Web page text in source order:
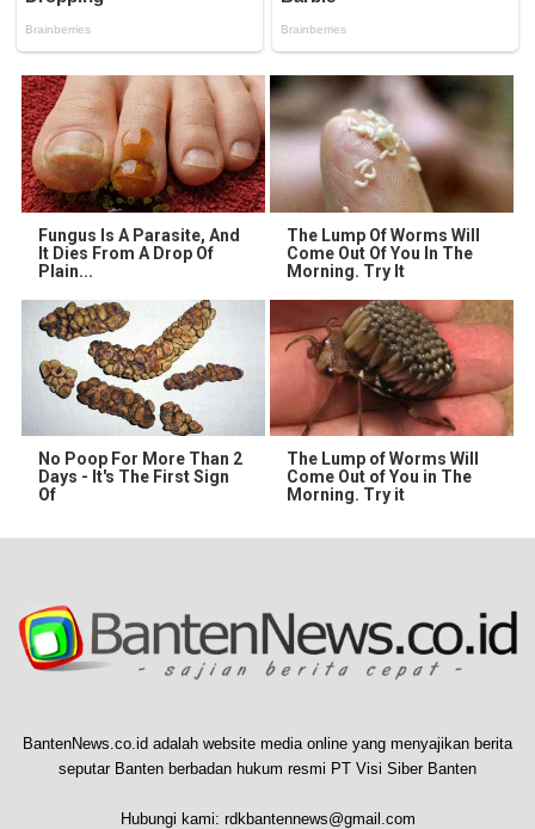
Fungus Is A Parasite, And
It Dies From A Drop Of
Plain...
The Lump Of Worms Will
Come Out Of You In The
Morning. Try It
No Poop For More Than 2
Days - It's The First Sign
Of
The Lump of Worms Will
Come Out of You in The
Morning. Try it
BantenNews.co.id adalah website media online yang menyajikan berita
seputar Banten berbadan hukum resmi PT Visi Siber Banten
Hubungi kami: rdkbantennews@gmail.com